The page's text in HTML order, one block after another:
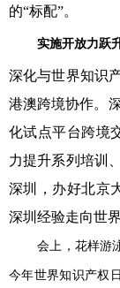
的“标配”。
实施开放力跃
深化与世界知识
港澳跨境协作。
化试点平台跨境
力提升系列培训
深圳，办好北京
深圳经验走向世界
会上，花样游
今年世界知识产权